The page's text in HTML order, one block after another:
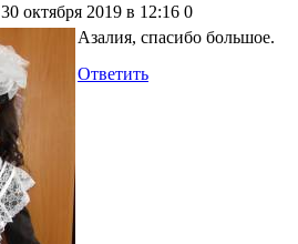
30 октября 2019 в 12:16 0
Азалия, спасибо большое.
Ответить